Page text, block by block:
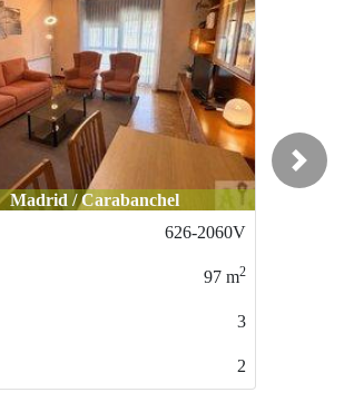
Madrid / Corralejos
631-1077V
102m
Next